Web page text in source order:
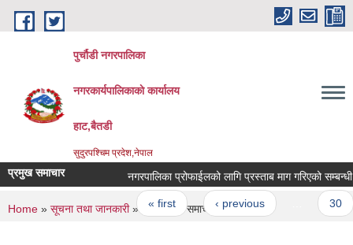
Skip to main content
पुर्चौडी नगरपालिका
नगरकार्यपालिकाकाे कार्यालय
हाट,बैतडी
सुदुरपश्चिम प्रदेश,नेपाल
प्रमुख समाचार नगरपालिका प्रोफाईलको लागि प्रस्ताब माग गरिएको सम्बन्धी
Pages
« first ‹ previous 30
You are here
Home » सूचना तथा जानकारी» सूचना तथा समाचार